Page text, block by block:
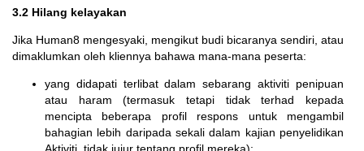
3.2 Hilang kelayakan
Jika Human8 mengesyaki, mengikut budi bicaranya sendiri, atau
dimaklumkan oleh kliennya bahawa mana-mana peserta:
yang didapati terlibat dalam sebarang aktiviti penipuan
atau haram (termasuk tetapi tidak terhad kepada
mencipta beberapa profil respons untuk mengambil
bahagian lebih daripada sekali dalam kajian penyelidikan
Aktiviti, tidak jujur ​​tentang profil mereka);